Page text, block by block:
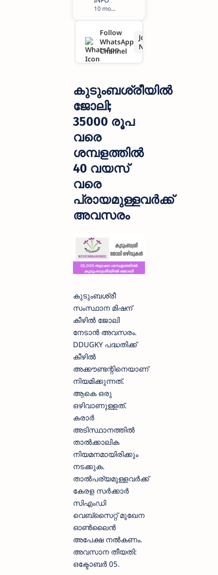
ശമ്പളത്തി
ൽ 40
വയസ്
വരെ
പ്രായമു
ള്ളവർക്ക്
അവസരം
10 months ago
Follow
WhatsApp
Channel
Join
Now
കുടുംബശ്രീയിൽ
ജോലി;
35000 രൂപ
വരെ
ശമ്പളത്തിൽ
40 വയസ്
വരെ
പ്രായമുള്ളവർക്ക്
അവസരം
കുടുംബശ്രീ
സംസ്ഥാന മിഷന്
കീഴിൽ ജോലി
നേടാൻ അവസരം.
DDUGKY പദ്ധതിക്ക്
കീഴിൽ
അക്കൗണ്ടന്റിനെയാണ്
നിയമിക്കുന്നത്.
ആകെ ഒരു
ഒഴിവാണുള്ളത്.
കരാർ
അടിസ്ഥാനത്തിൽ
താൽക്കാലിക
നിയമനമായിരിക്കും
നടക്കുക.
താൽപര്യമുള്ളവർക്ക്
കേരള സർക്കാർ
സിഎംഡി
വെബ്‌സൈറ്റ് മുഖേന
ഓൺലൈൻ
അപേക്ഷ നൽകണം.
അവസാന തീയതി:
ഒക്ടോബർ 05.